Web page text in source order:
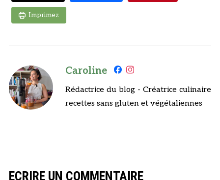
Imprimez
Caroline
Rédactrice du blog - Créatrice culinaire
recettes sans gluten et végétaliennes
ECRIRE UN COMMENTAIRE